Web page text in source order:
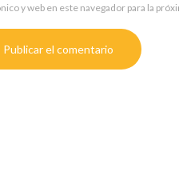
y web en este navegador para la